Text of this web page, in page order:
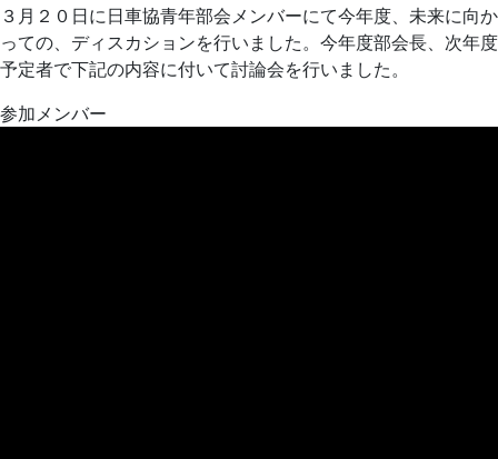
３月２０日に日車協青年部会メンバーにて今年度、未来に向か
っての、ディスカションを行いました。今年度部会長、次年度
予定者で下記の内容に付いて討論会を行いました。
参加メンバー